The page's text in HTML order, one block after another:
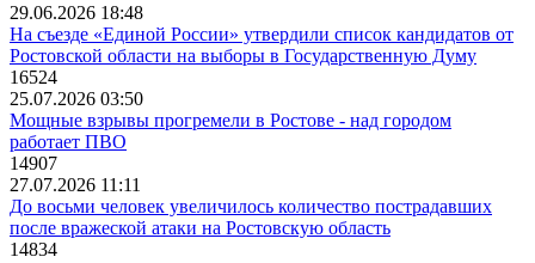
29.06.2026 18:48
На съезде «Единой России» утвердили список кандидатов от
Ростовской области на выборы в Государственную Думу
16524
25.07.2026 03:50
Мощные взрывы прогремели в Ростове - над городом
работает ПВО
14907
27.07.2026 11:11
До восьми человек увеличилось количество пострадавших
после вражеской атаки на Ростовскую область
14834